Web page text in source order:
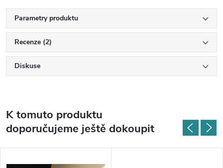
Parametry produktu
Recenze (2)
Diskuse
K tomuto produktu
doporučujeme ještě dokoupit